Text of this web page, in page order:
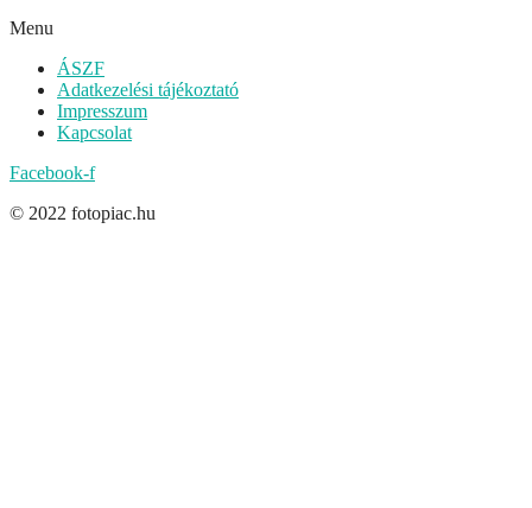
Menu
ÁSZF
Adatkezelési tájékoztató
Impresszum
Kapcsolat
Facebook-f
© 2022 fotopiac.hu